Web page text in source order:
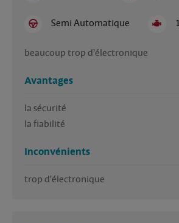
Semi Automatique
beaucoup trop d'électronique
Avantages
la sécurité
la fiabilité
Inconvénients
trop d'électronique